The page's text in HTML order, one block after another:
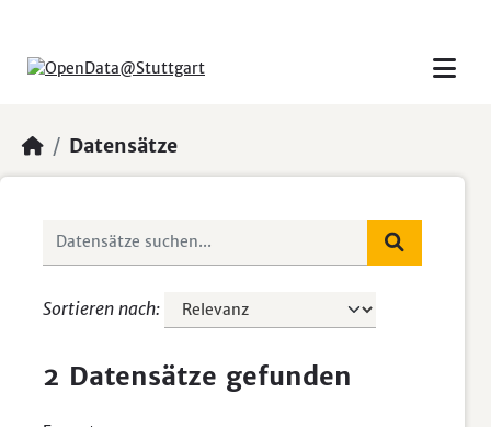
Datensätze
Sortieren nach
2 Datensätze gefunden